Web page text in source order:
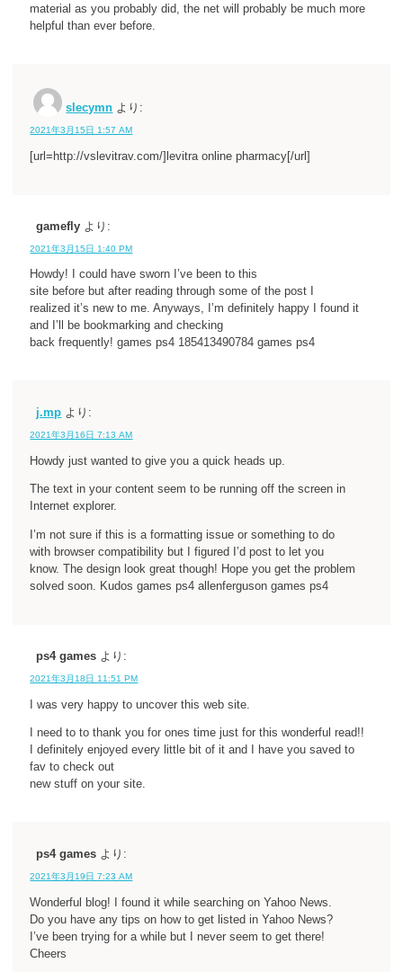
material as you probably did, the net will probably be much more
helpful than ever before.
slecymn より:
2021年3月15日 1:57 AM
[url=http://vslevitrav.com/]levitra online pharmacy[/url]
gamefly より:
2021年3月15日 1:40 PM
Howdy! I could have sworn I’ve been to this
site before but after reading through some of the post I
realized it’s new to me. Anyways, I’m definitely happy I found it
and I’ll be bookmarking and checking
back frequently! games ps4 185413490784 games ps4
j.mp より:
2021年3月16日 7:13 AM
Howdy just wanted to give you a quick heads up.
The text in your content seem to be running off the screen in
Internet explorer.
I’m not sure if this is a formatting issue or something to do
with browser compatibility but I figured I’d post to let you
know. The design look great though! Hope you get the problem
solved soon. Kudos games ps4 allenferguson games ps4
ps4 games より:
2021年3月18日 11:51 PM
I was very happy to uncover this web site.
I need to to thank you for ones time just for this wonderful read!!
I definitely enjoyed every little bit of it and I have you saved to
fav to check out
new stuff on your site.
ps4 games より:
2021年3月19日 7:23 AM
Wonderful blog! I found it while searching on Yahoo News.
Do you have any tips on how to get listed in Yahoo News?
I’ve been trying for a while but I never seem to get there!
Cheers